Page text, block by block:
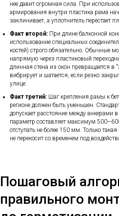
нее давит огромная сила. При
армирования внутри пластика рама
заклинивает, а уплотнитель перестает
Факт второй: При длине балконной
использование специальных
костей) строго обязательно. Обычные
напрямую через пластиковый
длинная стена из окон превращается в
вибрирует и шатается, если резко
улице.
Факт третий: Шаг крепления рамы к
регионе должен быть уменьшен.
допускает расстояние между анкерами
параметр составляет максимум
отступать не более 150 мм. Только
не перекосит со временем под
Пошаговый
правильного